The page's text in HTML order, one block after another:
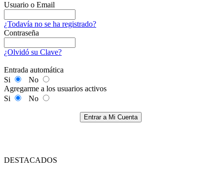
Usuario o Email
¿Todavía no se ha registrado?
Contraseña
¿Olvidó su Clave?
Entrada automática
Si
No
Agregarme a los usuarios activos
Si
No
Entrar a Mi Cuenta
DESTACADOS